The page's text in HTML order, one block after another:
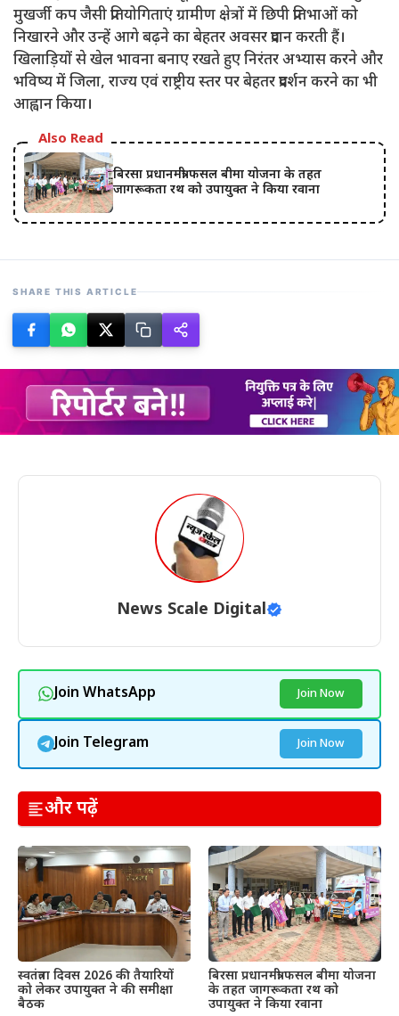
मुखर्जी कप जैसी प्रतियोगिताएं ग्रामीण क्षेत्रों में छिपी प्रतिभाओं को
निखारने और उन्हें आगे बढ़ने का बेहतर अवसर प्रदान करती हैं।
खिलाड़ियों से खेल भावना बनाए रखते हुए निरंतर अभ्यास करने और
भविष्य में जिला, राज्य एवं राष्ट्रीय स्तर पर बेहतर प्रदर्शन करने का भी
आह्वान किया।
Also Read
बिरसा प्रधानमंत्री फसल बीमा योजना के तहत
जागरूकता रथ को उपायुक्त ने किया रवाना
SHARE THIS ARTICLE
News Scale Digital
Join WhatsApp Join Now
Join Telegram Join Now
और पढ़ें
स्वतंत्रता दिवस 2026 की तैयारियों
को लेकर उपायुक्त ने की समीक्षा
बैठक
बिरसा प्रधानमंत्री फसल बीमा योजना
के तहत जागरूकता रथ को
उपायुक्त ने किया रवाना